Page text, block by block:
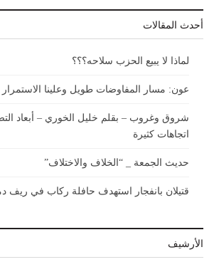
أحدث المقالات
لماذا لا يبيع الحزب سلاحه؟؟؟
عون: مسار المفاوضات طويل وعلينا الاستمرار
شروق وغروب – بقلم خليل الخوري – أبعاد
اتجاهات كثيرة
حديث الجمعة _ “الخلاف والاختلاف”
قتيلان بانفجار استهدف حافلة ركاب في ريف
الأرشيف